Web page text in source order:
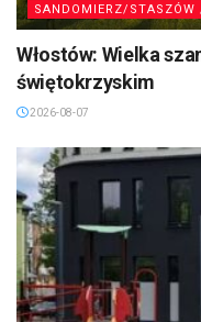
SANDOMIERZ/STASZÓW
Włostów: Wielka
świętokrzyskim
2026-08-07